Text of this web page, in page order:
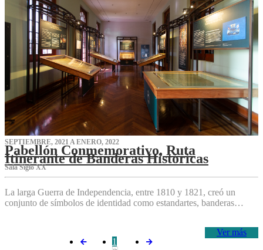
SEPTIEMBRE, 2021 A ENERO, 2022
Pabellón Conmemorativo, Ruta
Itinerante de Banderas Históricas
Sala Siglo XX
La larga Guerra de Independencia, entre 1810 y 1821, creó un
conjunto de símbolos de identidad como estandartes, banderas…
Ver más
1